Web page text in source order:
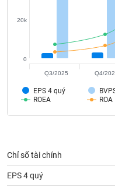
EPS 4 quý
ROEA
ROA
0
20k
Q3/2025 Q4/
Chỉ số tài chính
EPS 4 quý